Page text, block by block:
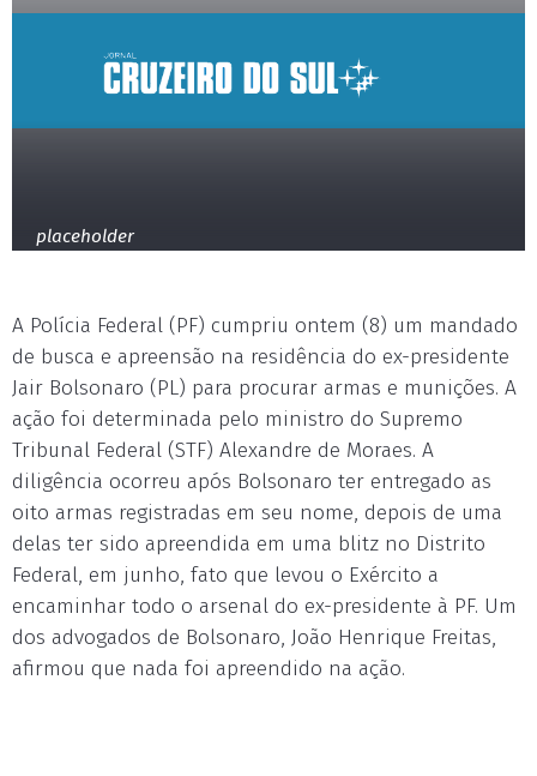
placeholder
A Polícia Federal (PF) cumpriu ontem (8) um mandado
de busca e apreensão na residência do ex-presidente
Jair Bolsonaro (PL) para procurar armas e munições. A
ação foi determinada pelo ministro do Supremo
Tribunal Federal (STF) Alexandre de Moraes. A
diligência ocorreu após Bolsonaro ter entregado as
oito armas registradas em seu nome, depois de uma
delas ter sido apreendida em uma blitz no Distrito
Federal, em junho, fato que levou o Exército a
encaminhar todo o arsenal do ex-presidente à PF. Um
dos advogados de Bolsonaro, João Henrique Freitas,
afirmou que nada foi apreendido na ação.